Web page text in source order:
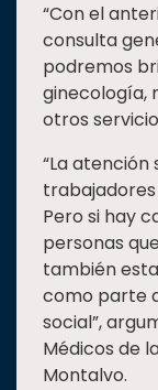
“Con el
consulta
podremos
ginecología,
otros
“La
trabajadores
Pero si hay
personas
también
como parte
social”,
Médicos de
Montalvo.